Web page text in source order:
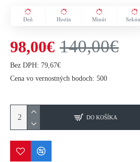
Deň Hodín Minút
98,00€ 140,00€
Bez DPH: 79,67€
Cena vo vernostných bodoch: 500
DO KOŠÍKA